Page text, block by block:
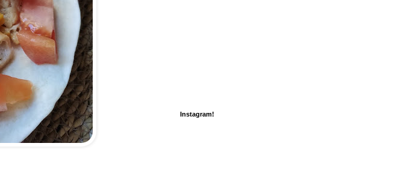
Instagram!